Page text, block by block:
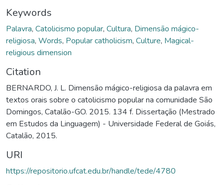
Keywords
Palavra, Catolicismo popular, Cultura, Dimensão mágico-
religiosa, Words, Popular catholicism, Culture, Magical-
religious dimension
Citation
BERNARDO, J. L. Dimensão mágico-religiosa da palavra em
textos orais sobre o catolicismo popular na comunidade São
Domingos, Catalão-GO. 2015. 134 f. Dissertação (Mestrado
em Estudos da Linguagem) - Universidade Federal de Goiás,
Catalão, 2015.
URI
https://repositorio.ufcat.edu.br/handle/tede/4780